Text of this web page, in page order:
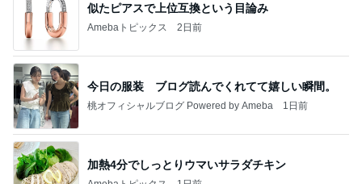
似たピアスで上位互換という目論み
Amebaトピックス 2日前
今日の服装 ブログ読んでくれてて嬉しい瞬間。
桃オフィシャルブログ Powered by Ameba 1日前
加熱4分でしっとりウマいサラダチキン